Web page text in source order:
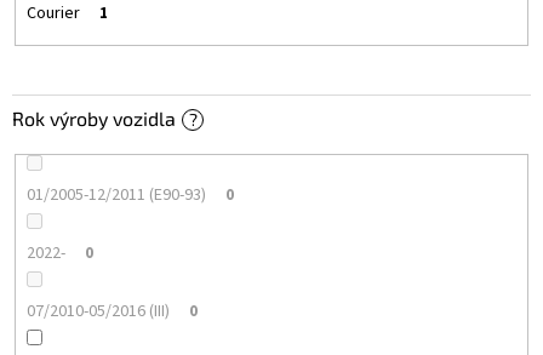
Courier 1
Rok výroby vozidla ?
01/2005-12/2011 (E90-93) 0
2022- 0
07/2010-05/2016 (III) 0